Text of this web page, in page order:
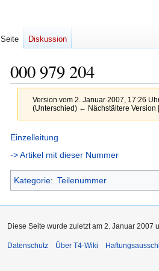
000 979 204
Version vom 2. Januar 2007, 17:26
(Unterschied) ← Nächstältere Version
Zur
Navigation
Zur
Suche
Einzelleitung
-> Artikel mit dieser Nummer
Kategorie: Teilenummer
Seite Diskussion
Diese Seite wurde zuletzt am 2. Januar 2007
Datenschutz Über T4-Wiki